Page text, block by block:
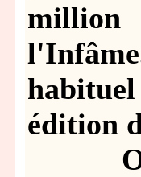
million
édition
On